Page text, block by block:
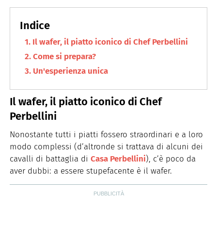
Il wafer, il piatto iconico di Chef Perbellini
Come si prepara?
Un'esperienza unica
Il wafer, il piatto iconico di Chef
Perbellini
Nonostante tutti i piatti fossero straordinari e a loro
modo complessi (d’altronde si trattava di alcuni dei
cavalli di battaglia di Casa Perbellini), c’è poco da
aver dubbi: a essere stupefacente è il wafer.